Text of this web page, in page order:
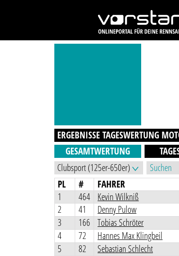
ERGEBNISSE TAGESWERTUNG
GESAMTWERTUNG
PL
# FAHRER
1
464 Kevin Wilkniß
2
41 Denny Pulow
3
166 Tobias Schröter
4
72 Hannes Max Klingbeil
5
82 Sebastian Schlecht